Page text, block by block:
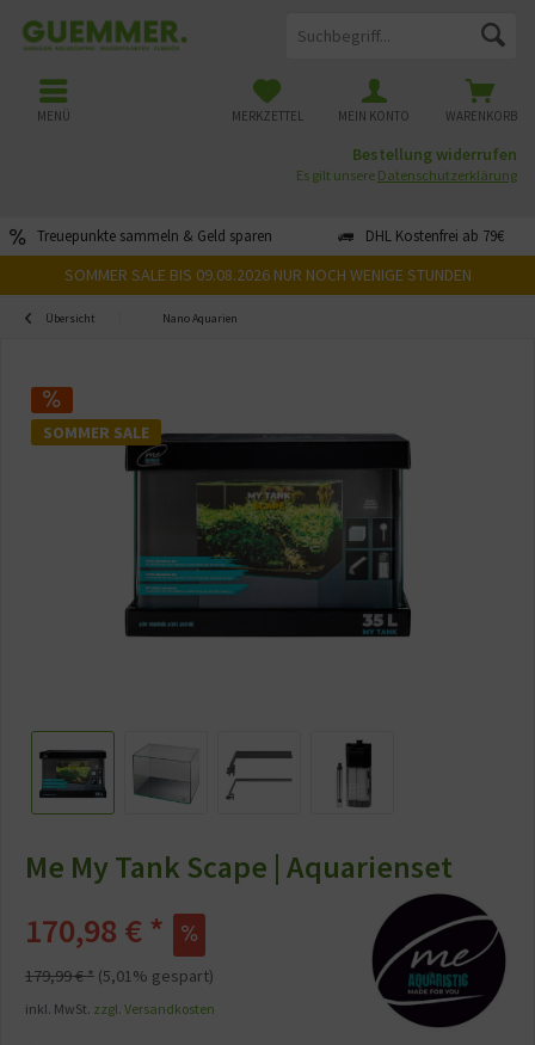
Treuepunkte sammeln & Geld sparen DHL Kostenfrei ab 79€
WARENKORB
MERKZETTEL MEIN KONTO
MENÜ
Bestellung widerrufen
Es gilt unsere Datenschutzerklärung
SOMMER SALE BIS 09.08.2026 NUR NOCH WENIGE STUNDEN
Übersicht Nano Aquarien
SOMMER SALE
Me My Tank Scape | Aquarienset
170,98 € *
179,99 € * (5,01% gespart)
inkl. MwSt. zzgl. Versandkosten